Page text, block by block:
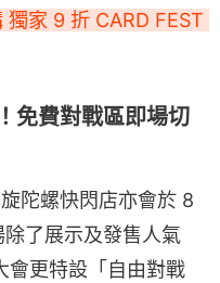
家 9 折 CARD FEST
免費對戰區即場切
陀螺快閃店亦會於 8
了展示及發售人氣
會更特設「自由對戰